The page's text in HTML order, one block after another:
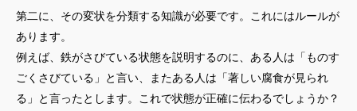
第二に、その変状を分類する知識が必要です。これにはルールが
あります。
例えば、鉄がさびている状態を説明するのに、ある人は「ものす
ごくさびている」と言い、またある人は「著しい腐食が見られ
る」と言ったとします。これで状態が正確に伝わるでしょうか？